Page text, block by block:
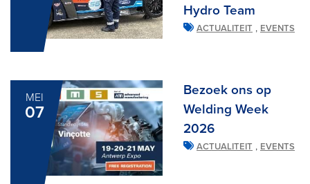
Hydro Team
ACTUALITEIT , EVENTS
MEI
07
Bezoek ons op
Welding Week
2026
ACTUALITEIT , EVENTS